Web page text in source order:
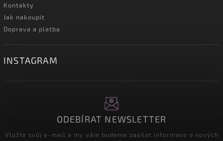
Kontakty
Jak nakoupit
Doprava a platba
INSTAGRAM
ODEBÍRAT NEWSLETTER
Vložte svůj e-mail a my vám budeme zasílat informace o nových